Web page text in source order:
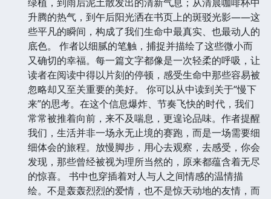
绿植，到雨后泥土散发出的清新气息；从清晨咖啡杯中
升腾的热气，到午后阳光洒在书页上的斑驳光影——这
些平凡的瞬间，构成了我们生命中最真实、也最动人的
底色。 作者以细腻的笔触，捕捉并描绘了这些微小而
又确切的幸福。每一篇文字都像是一次轻柔的呼吸，让
读者在阅读中得以片刻的停顿，感受生命中那些容易被
忽略却又至关重要的美好。 你可以从中读到关于“慢下
来”的思考。在这个信息爆炸、节奏飞快的时代，我们
常常被推着向前，来不及喘息，更遑论品味。作者提醒
我们，生活并非一场永无止境的赛跑，而是一场需要细
细体会的旅程。放慢脚步，用心去观察，去感受，你会
发现，那些曾经被视为理所当然的，原来都蕴含着无尽
的惊喜。 书中也穿插着对人与人之间情感的温情描
绘。不是轰轰烈烈的爱情，也不是惊天动地的友情，而